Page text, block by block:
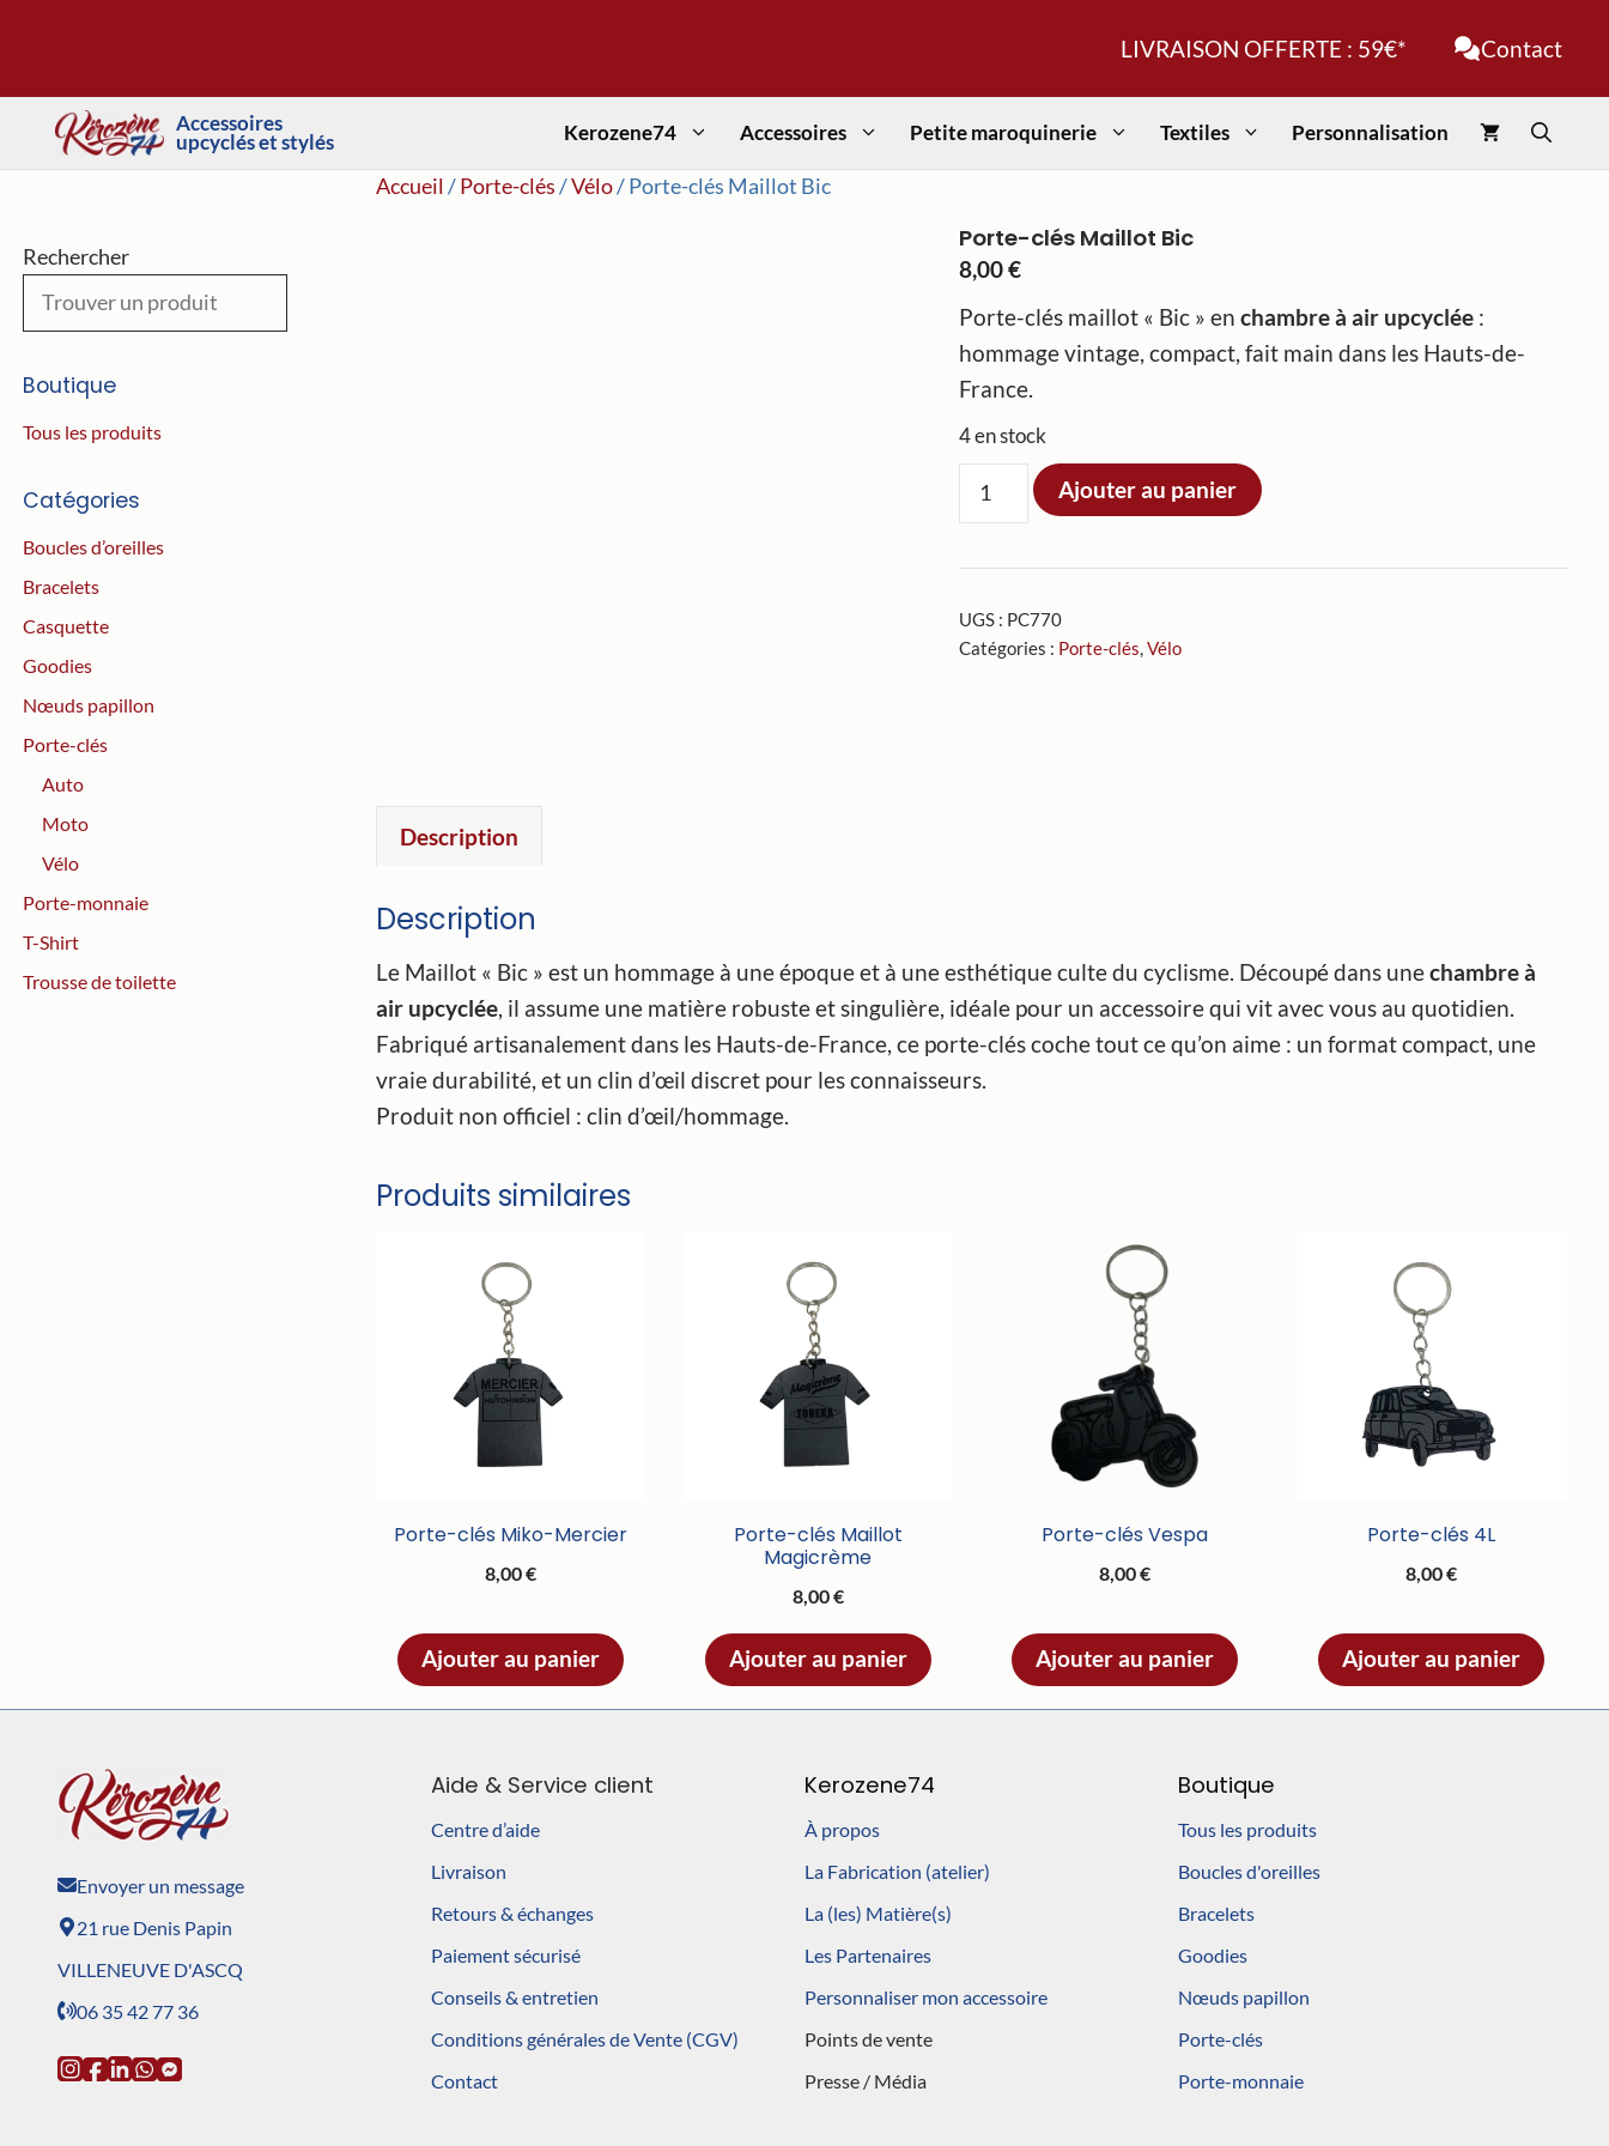
LIVRAISON OFFERTE : 59€* Contact
Accessoires
upcyclés et stylés Kerozene74 Accessoires Petite maroquinerie Textiles Personnalisation
Accueil /Porte-clés/Vélo/ Porte-clés Maillot Bic
Porte-clés Maillot Bic
8,00€
Porte-clés maillot « Bic » enchambre à air upcyclée :
hommage vintage, compact, fait main dans les Hauts-de-
France.
4 en stock
quantité
Maillot
Bic
Ajouter au panier
UGS : PC770
Catégories : Porte-clés,Vélo
Description
Description
Le Maillot « Bic » est un hommage à une époque et à une esthétique culte du cyclisme. Découpé dans unechambre à
air upcyclée, il assume une matière robuste et singulière, idéale pour un accessoire qui vit avec vous au quotidien.
Fabriqué artisanalement dans les Hauts-de-France, ce porte-clés coche tout ce qu’on aime : un format compact, une
vraie durabilité, et un clin d’œil discret pour les connaisseurs.
Produit non officiel : clin d’œil/hommage.
Produits similaires
Porte-clés Miko-Mercier
8,00€
Ajouter au panier
Porte-clés Maillot
Magicrème
8,00€
Ajouter au panier
Porte-clés Vespa
8,00€
Ajouter au panier
Porte-clés 4L
8,00€
Ajouter au panier
Rechercher
Boutique
Tous les produits
Catégories
Boucles d’oreilles
Bracelets
Casquette
Goodies
Nœuds papillon
Porte-clés
Auto
Moto
Vélo
Porte-monnaie
T-Shirt
Trousse de toilette
Envoyer un message
21 rue Denis Papin
VILLENEUVE D'ASCQ
06 35 42 77 36
Aide & Service client
Centre d’aide
Livraison
Retours & échanges
Paiement sécurisé
Conseils & entretien
Conditions générales de Vente (CGV)
Contact
Kerozene74
À propos
La Fabrication (atelier)
La (les) Matière(s)
Les Partenaires
Personnaliser mon accessoire
Points de vente
Presse / Média
Boutique
Tous les produits
Boucles d'oreilles
Bracelets
Goodies
Nœuds papillon
Porte-clés
Porte-monnaie
Maillot
Bic